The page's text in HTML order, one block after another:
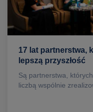
17 lat partnerstwa,
lepszą przyszłość
Są partnerstwa,
liczbą wspólnie